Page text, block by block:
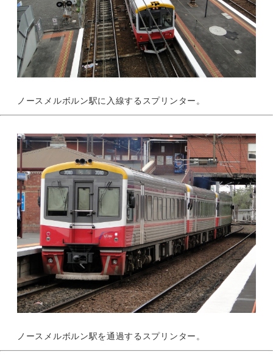
ノースメルボルン駅に入線するスプリンター。
ノースメルボルン駅を通過するスプリンター。